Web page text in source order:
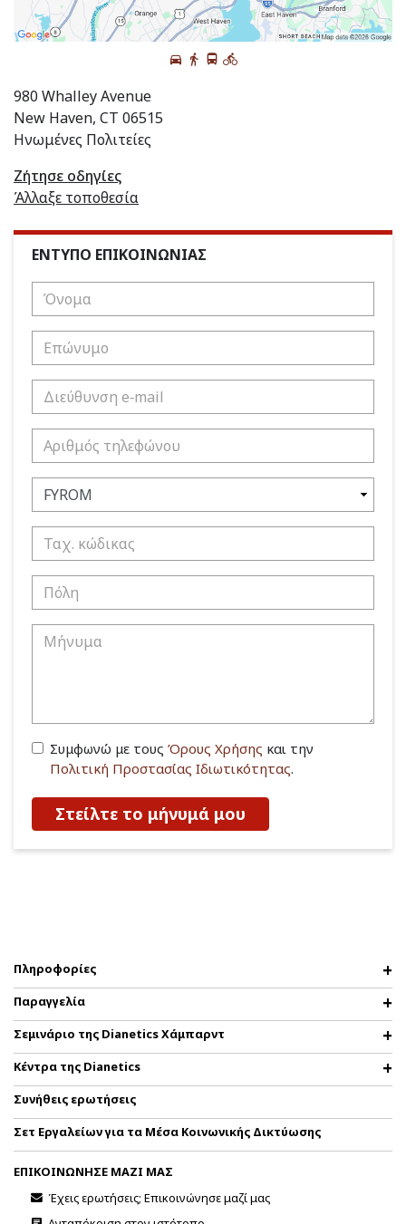
980 Whalley Avenue
New Haven, CT 06515
Ηνωμένες Πολιτείες
Ζήτησε οδηγίες
Άλλαξε τοποθεσία
ΕΝΤΥΠΟ ΕΠΙΚΟΙΝΩΝΙΑΣ
Συμφωνώ με τους Όρους Χρήσης και την
Πολιτική Προστασίας Ιδιωτικότητας.
Στείλτε το μήνυμά μου
Πληροφορίες
Παραγγελία
Σεμινάριο της Dianetics Χάμπαρντ
Κέντρα της Dianetics
Συνήθεις ερωτήσεις
Σετ Εργαλείων για τα Μέσα Κοινωνικής Δικτύωσης
ΕΠΙΚΟΙΝΩΝΗΣΕ ΜΑΖΙ ΜΑΣ
Έχεις ερωτήσεις; Επικοινώνησε μαζί μας